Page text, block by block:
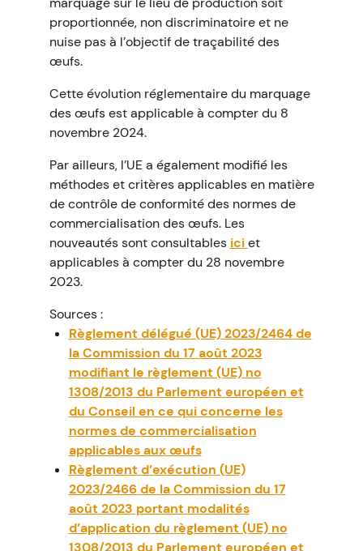
proportionnée, non discriminatoire et ne
nuise pas à l’objectif de traçabilité des
œufs.
Cette évolution réglementaire du marquage
des œufs est applicable à compter du 8
novembre 2024.
Par ailleurs, l’UE a également modifié les
méthodes et critères applicables en matière
de contrôle de conformité des normes de
commercialisation des œufs. Les
nouveautés sont consultables iciet
applicables à compter du 28 novembre
2023.
Sources :
Règlement délégué (UE) 2023/2464 de
la Commission du 17 août 2023
modifiant le règlement (UE) no
1308/2013 du Parlement européen et
du Conseil en ce qui concerne les
normes de commercialisation
applicables aux œufs
Règlement d’exécution (UE)
2023/2466 de la Commission du 17
août 2023 portant modalités
d’application du règlement (UE) no
1308/2013 du Parlement européen et